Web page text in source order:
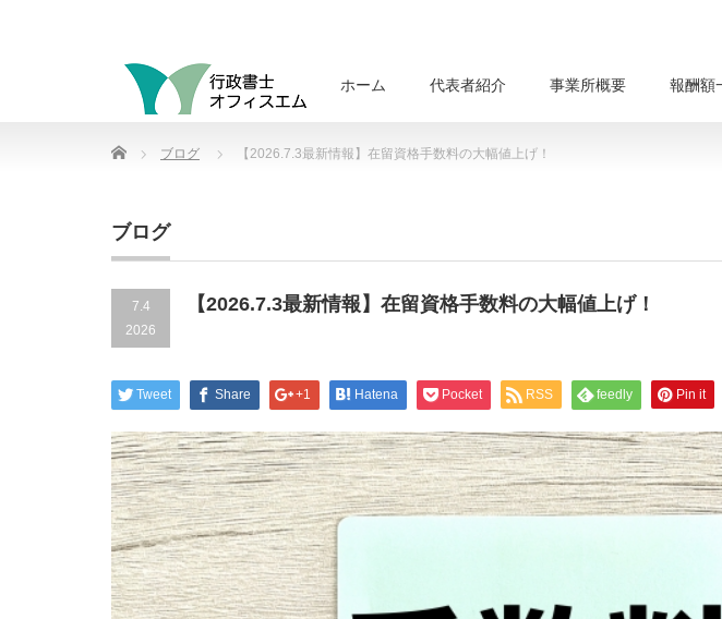
ホーム 代表者紹介 事業所概要 報酬額
Home ブログ 【2026.7.3最新情報】在留資格手数料の大幅値上げ！
ブログ
7.4
2026
【2026.7.3最新情報】在留資格手数料の大幅値上げ！
Tweet Share +1 Hatena Pocket RSS feedly Pin it